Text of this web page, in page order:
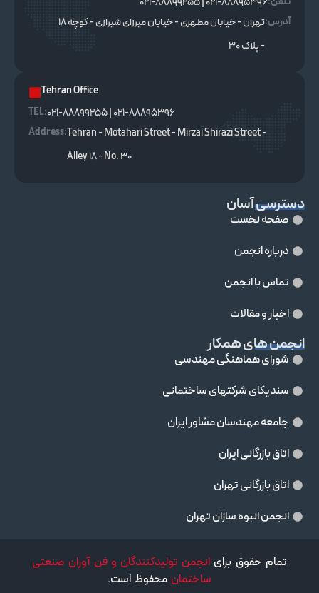
آدرس:
تهران - خیابان مطهری - خیابان میرزای شیرازی - کوچه ۱۸
- پلاک ۳۰
Tehran Office
TEL :
021-88895396 | 021-88899255
Address:Tehran - Motahari Street - Mirzai Shirazi Street -
Alley 18 - No. 30
دسترسی آسان
صفحه نخست
درباره انجمن
تماس با انجمن
اخبار و مقالات
انجمن های همکار
شورای هماهنگی مهندسی
سندیکای شرکتهای ساختمانی
جامعه مهندسان مشاور ايران
اتاق بازرگانی ایران
اتاق بازرگانی تهران
انجمن انبوه سازان تهران
تمام حقوق برای انجمن تولیدکنندگان و فن آوران صنعتی
ساختمان محفوظ است.